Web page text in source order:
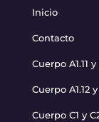
Inicio
Contacto
Cuerpo A1.11 y
Cuerpo A1.12 y
Cuerpo C1 y